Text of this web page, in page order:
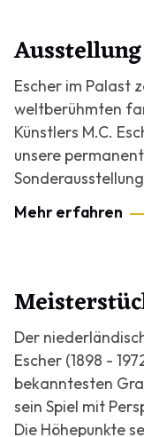
Ausstellung
Escher im Palast
weltberühmten
Künstlers M.C.
unsere
Mehr erfahren
Der
Escher (1898 -
bekanntesten
sein Spiel mit
Die Höhepunkte